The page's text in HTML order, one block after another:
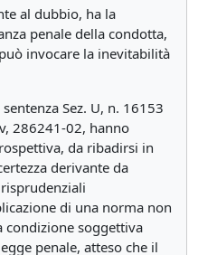
al dubbio, ha la
penale della condotta,
invocare la inevitabilità
Sez. U, n. 16153
286241-02, hanno
da ribadirsi in
derivante da
di una norma non
condizione soggettiva
penale, atteso che il